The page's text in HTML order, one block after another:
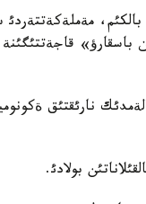
مةملةكةتتةردئ
باسقارؤ»
نارئقتئق
بولادئ.